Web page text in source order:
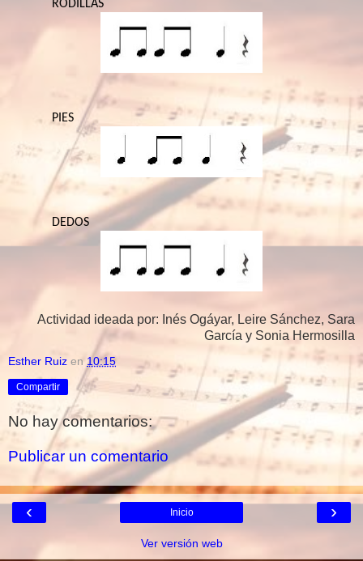
RODILLAS
PIES
DEDOS
Actividad ideada por: Inés Ogáyar, Leire Sánchez, Sara
García y Sonia Hermosilla
Esther Ruiz en 10:15
Compartir
No hay comentarios:
Publicar un comentario
‹ ›
Inicio
Ver versión web